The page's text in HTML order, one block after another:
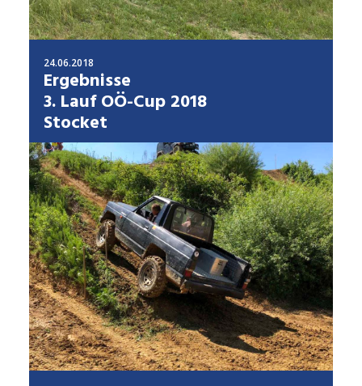
24.06.2018
Ergebnisse
3. Lauf OÖ-Cup 2018
Stocket